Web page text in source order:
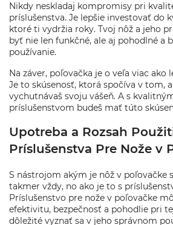
Nikdy neskladaj kompromisy pri
príslušenstva. Je lepšie investovať do
ktoré ti vydržia roky. Tvoj nôž a jeho
byť nie len funkčné, ale aj pohodlné a
používanie.
Na záver, poľovačka je o veľa viac ako
Je to skúsenosť, ktorá spočíva v tom,
vychutnávaš svoju vášeň. A s
príslušenstvom budeš mať túto
Upotreba a Rozsah
Príslušenstva Pre Nože v
S nástrojom akým je nôž v poľovačke
takmer vždy, no ako je to s
Príslušenstvo pre nože v poľovačke
efektivitu, bezpečnosť a pohodlie pri
dôležité vyznať sa v jeho správnom